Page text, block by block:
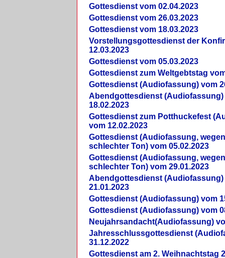
Gottesdienst vom 02.04.2023
Gottesdienst vom 26.03.2023
Gottesdienst vom 18.03.2023
Vorstellungsgottesdienst der
12.03.2023
Gottesdienst vom 05.03.2023
Gottesdienst zum Weltgebtstag
Gottesdienst (Audiofassung) vom
Abendgottesdienst (Audiofassung)
18.02.2023
Gottesdienst zum Potthuckefest
vom 12.02.2023
Gottesdienst (Audiofassung,
schlechter Ton) vom 05.02.2023
Gottesdienst (Audiofassung,
schlechter Ton) vom 29.01.2023
Abendgottesdienst (Audiofassung)
21.01.2023
Gottesdienst (Audiofassung) vom
Gottesdienst (Audiofassung) vom
Neujahrsandacht(Audiofassung)
Jahresschlussgottesdienst
31.12.2022
Gottesdienst am 2. Weihnachtstag